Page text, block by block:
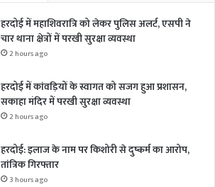
हरदोई में महाशिवरात्रि को लेकर पुलिस अलर्ट, एसपी ने
चार थाना क्षेत्रों में परखी सुरक्षा व्यवस्था
2 hours ago
हरदोई में कांवड़ियों के स्वागत को सजग हुआ प्रशासन,
सकाहा मंदिर में परखी सुरक्षा व्यवस्था
2 hours ago
हरदोई: इलाज के नाम पर किशोरी से दुष्कर्म का आरोप,
तांत्रिक गिरफ्तार
3 hours ago